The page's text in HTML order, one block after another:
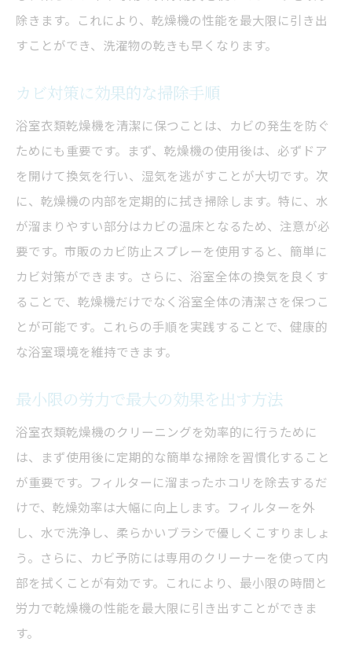
除きます。これにより、乾燥機の性能を最大限に引き出
すことができ、洗濯物の乾きも早くなります。
カビ対策に効果的な掃除手順
浴室衣類乾燥機を清潔に保つことは、カビの発生を防ぐ
ためにも重要です。まず、乾燥機の使用後は、必ずドア
を開けて換気を行い、湿気を逃がすことが大切です。次
に、乾燥機の内部を定期的に拭き掃除します。特に、水
が溜まりやすい部分はカビの温床となるため、注意が必
要です。市販のカビ防止スプレーを使用すると、簡単に
カビ対策ができます。さらに、浴室全体の換気を良くす
ることで、乾燥機だけでなく浴室全体の清潔さを保つこ
とが可能です。これらの手順を実践することで、健康的
な浴室環境を維持できます。
最小限の労力で最大の効果を出す方法
浴室衣類乾燥機のクリーニングを効率的に行うために
は、まず使用後に定期的な簡単な掃除を習慣化すること
が重要です。フィルターに溜まったホコリを除去するだ
けで、乾燥効率は大幅に向上します。フィルターを外
し、水で洗浄し、柔らかいブラシで優しくこすりましょ
う。さらに、カビ予防には専用のクリーナーを使って内
部を拭くことが有効です。これにより、最小限の時間と
労力で乾燥機の性能を最大限に引き出すことができま
す。